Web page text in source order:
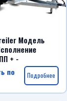
Модель
+ -
по Подробнее